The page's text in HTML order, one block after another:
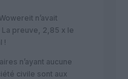
n’avait
preuve, 2,85 x le
!
n’ayant aucune
civile sont aux